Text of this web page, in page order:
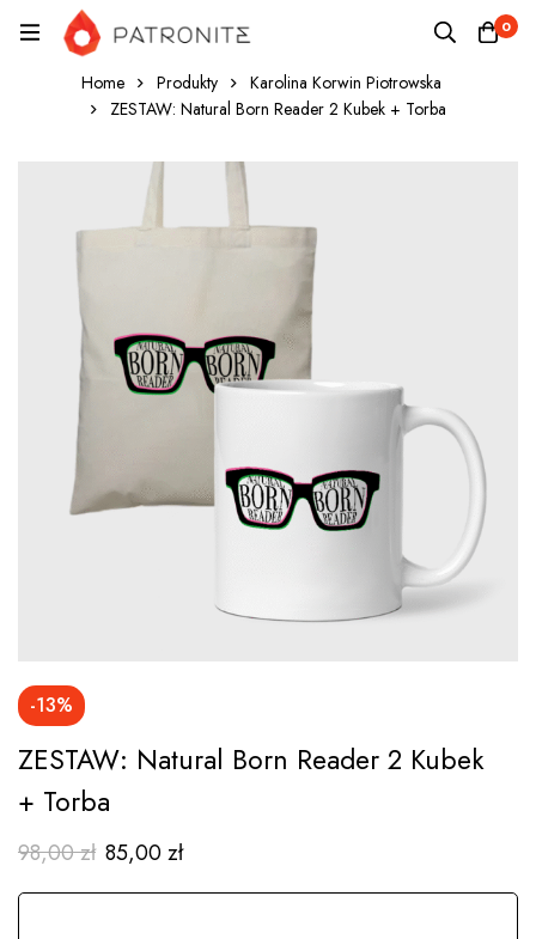
0
Home Produkty
Karolina Korwin Piotrowska
ZESTAW: Natural Born Reader 2 Kubek + Torba
-13%
ZESTAW: Natural Born Reader 2 Kubek
+ Torba
98,00zł 85,00zł